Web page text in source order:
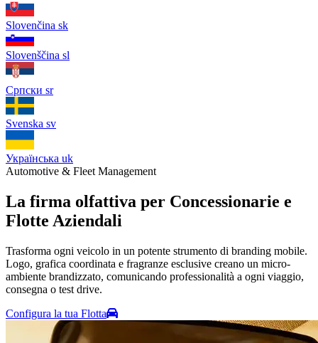
Slovenčina sk
Slovenščina sl
Српски sr
Svenska sv
Українська uk
Automotive & Fleet Management
La firma olfattiva per Concessionarie e
Flotte Aziendali
Trasforma ogni veicolo in un potente strumento di branding mobile.
Logo, grafica coordinata e fragranze esclusive creano un micro-
ambiente brandizzato, comunicando professionalità a ogni viaggio,
consegna o test drive.
Configura la tua Flotta